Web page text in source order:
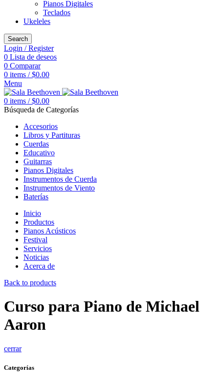
Pianos Digitales
Teclados
Ukeleles
Search
Login / Register
0 Lista de deseos
0 Comparar
0 items / $0.00
Menu
0 items / $0.00
Búsqueda de Categorías
Accesorios
Libros y Partituras
Cuerdas
Educativo
Guitarras
Pianos Digitales
Instrumentos de Cuerda
Instrumentos de Viento
Baterías
Inicio
Productos
Pianos Acústicos
Festival
Servicios
Noticias
Acerca de
Back to products
Curso para Piano de Michael
Aaron
cerrar
Categorías